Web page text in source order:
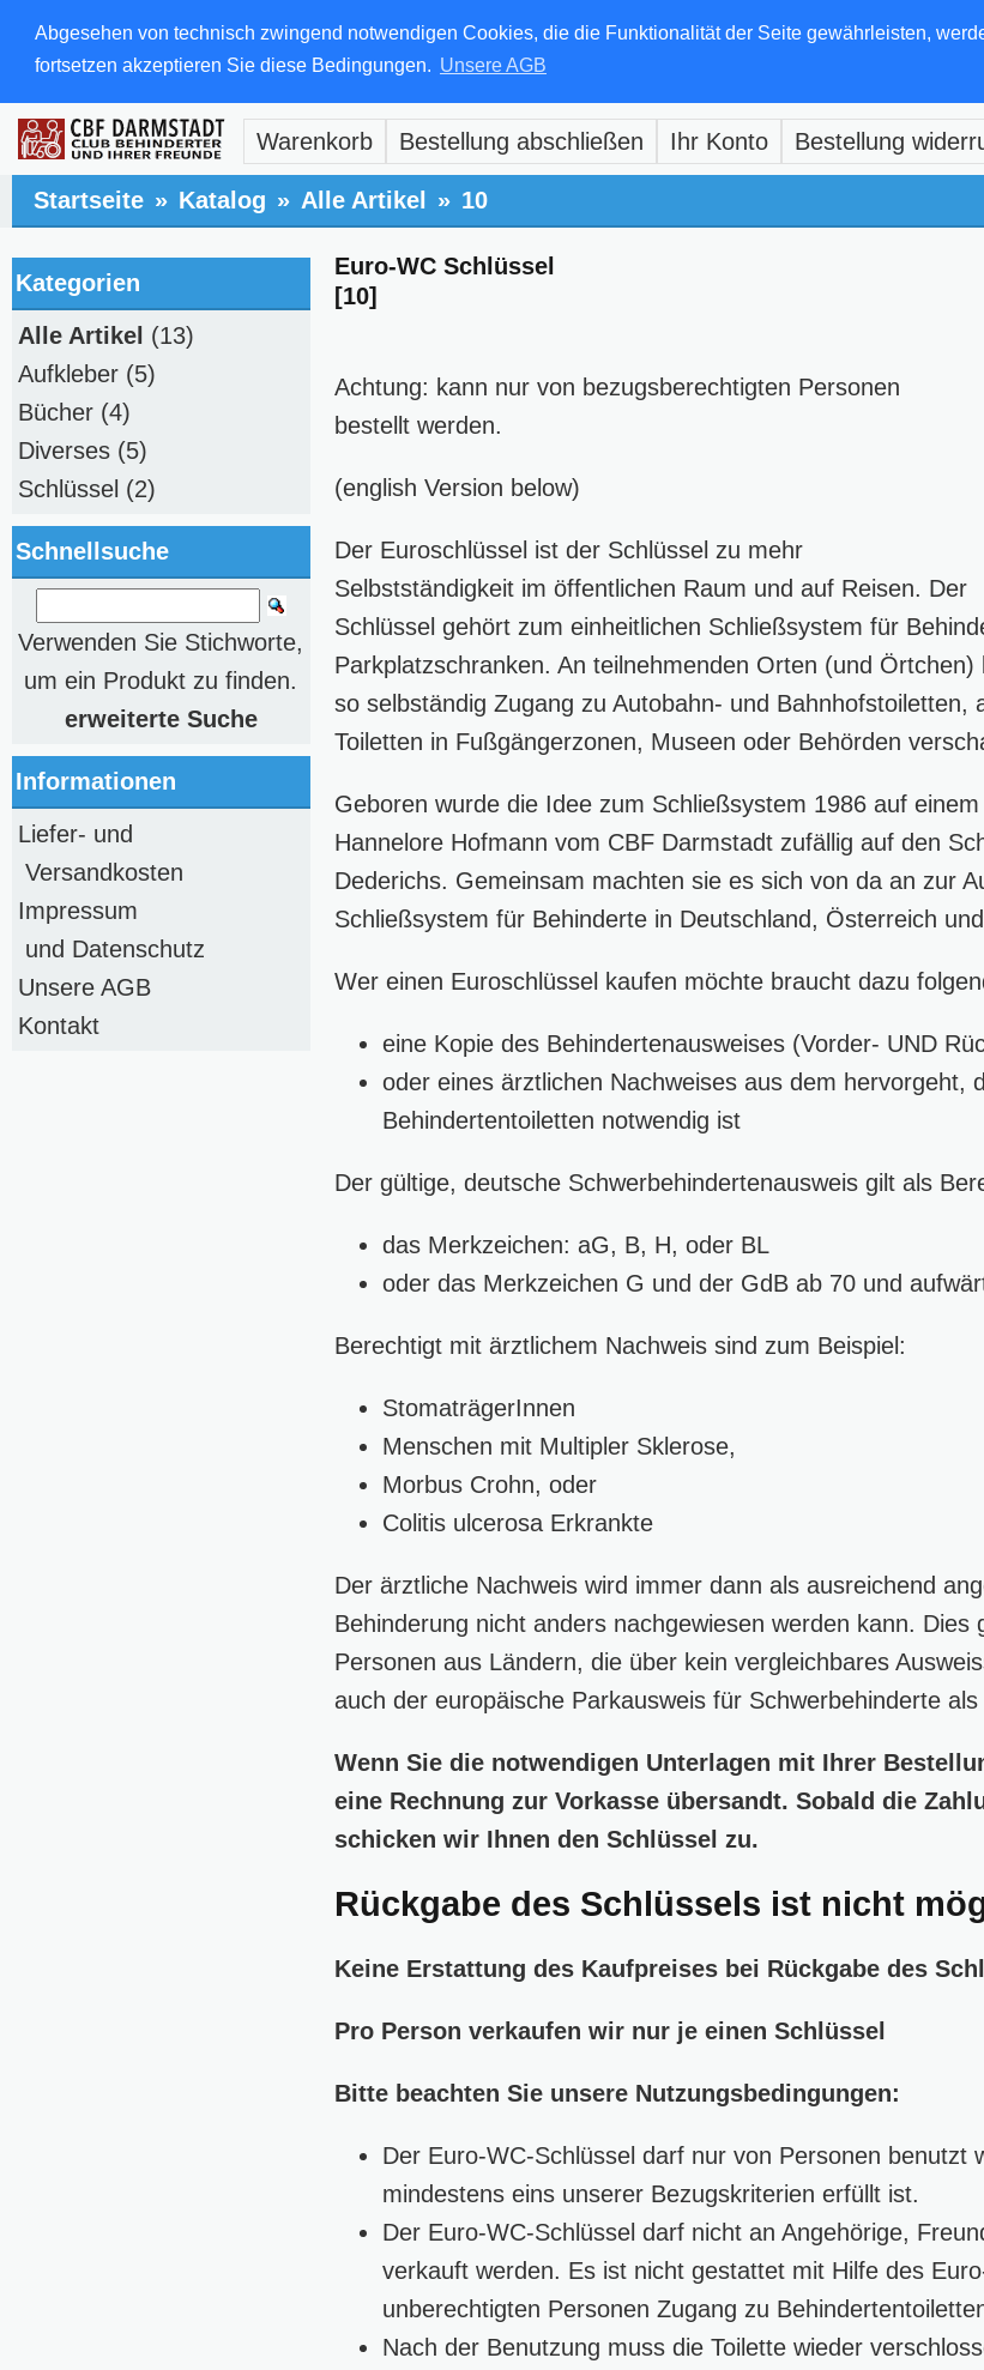
Abgesehen von technisch zwingend notwendigen Cookies, die die Funktionalität der Seite gewährleisten,
fortsetzen akzeptieren Sie diese Bedingungen. Unsere AGB
Warenkorb Bestellung abschließen Ihr Konto Bestellung
Startseite » Katalog » Alle Artikel » 10
Euro-WC Schlüssel
[10]
Achtung: kann nur von bezugsberechtigten Personen
bestellt werden.
(english Version below)
Der Euroschlüssel ist der Schlüssel zu mehr
Selbstständigkeit im öffentlichen Raum und auf Reisen. Der
Schlüssel gehört zum einheitlichen Schließsystem für
Parkplatzschranken. An teilnehmenden Orten (und
so selbständig Zugang zu Autobahn- und Bahnhofstoiletten,
Toiletten in Fußgängerzonen, Museen oder Behörden
Geboren wurde die Idee zum Schließsystem 1986 auf
Hannelore Hofmann vom CBF Darmstadt zufällig auf den
Dederichs. Gemeinsam machten sie es sich von da an zur
Schließsystem für Behinderte in Deutschland, Österreich
Wer einen Euroschlüssel kaufen möchte braucht dazu
eine Kopie des Behindertenausweises (Vorder- UND
oder eines ärztlichen Nachweises aus dem hervorgeht,
Behindertentoiletten notwendig ist
Der gültige, deutsche Schwerbehindertenausweis gilt als
das Merkzeichen: aG, B, H, oder BL
oder das Merkzeichen G und der GdB ab 70 und
Berechtigt mit ärztlichem Nachweis sind zum Beispiel:
StomaträgerInnen
Menschen mit Multipler Sklerose,
Morbus Crohn, oder
Colitis ulcerosa Erkrankte
Der ärztliche Nachweis wird immer dann als ausreichend
Behinderung nicht anders nachgewiesen werden kann. Dies
Personen aus Ländern, die über kein vergleichbares
auch der europäische Parkausweis für Schwerbehinderte
Wenn Sie die notwendigen Unterlagen mit Ihrer
eine Rechnung zur Vorkasse übersandt. Sobald die
schicken wir Ihnen den Schlüssel zu.
Rückgabe des Schlüssels ist nicht
Keine Erstattung des Kaufpreises bei Rückgabe des
Pro Person verkaufen wir nur je einen Schlüssel
Bitte beachten Sie unsere Nutzungsbedingungen:
Der Euro-WC-Schlüssel darf nur von Personen benutzt
mindestens eins unserer Bezugskriterien erfüllt ist.
Der Euro-WC-Schlüssel darf nicht an Angehörige,
verkauft werden. Es ist nicht gestattet mit Hilfe des
unberechtigten Personen Zugang zu
Nach der Benutzung muss die Toilette wieder
Kategorien
Alle Artikel (13)
Aufkleber (5)
Bücher (4)
Diverses (5)
Schlüssel (2)
Schnellsuche
Verwenden Sie Stichworte,
um ein Produkt zu finden.
erweiterte Suche
Informationen
Liefer- und
Versandkosten
Impressum
und Datenschutz
Unsere AGB
Kontakt